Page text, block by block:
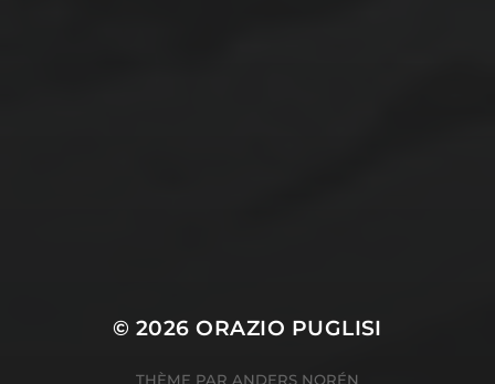
© 2026ORAZIO PUGLISI
THÈME PAR ANDERS NORÉN